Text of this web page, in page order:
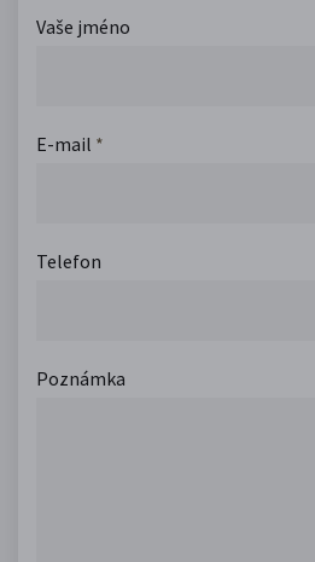
Vaše jméno
E-mail *
Telefon
Poznámka